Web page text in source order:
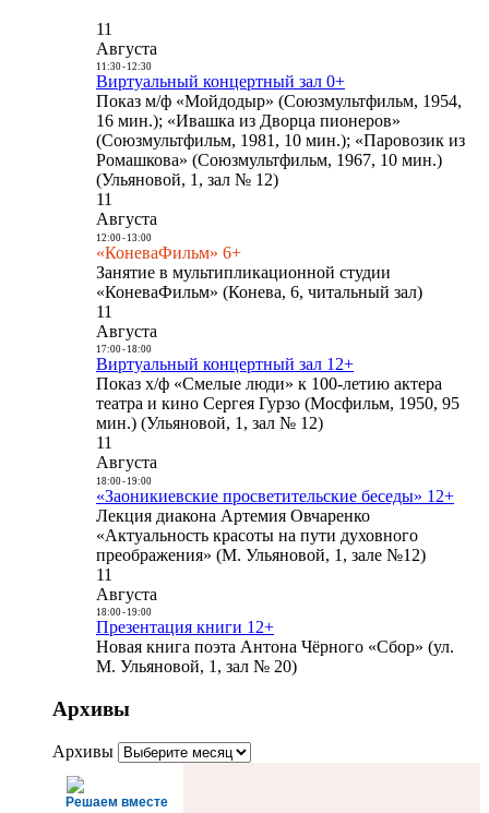
11
Августа
11:30- 12:30
Виртуальный концертный зал 0+
Показ м/ф «Мойдодыр» (Союзмультфильм, 1954,
16 мин.); «Ивашка из Дворца пионеров»
(Союзмультфильм, 1981, 10 мин.); «Паровозик из
Ромашкова» (Союзмультфильм, 1967, 10 мин.)
(Ульяновой, 1, зал № 12)
11
Августа
12:00- 13:00
«КоневаФильм» 6+
Занятие в мультипликационной студии
«КоневаФильм» (Конева, 6, читальный зал)
11
Августа
17:00- 18:00
Виртуальный концертный зал 12+
Показ х/ф «Смелые люди» к 100-летию актера
театра и кино Сергея Гурзо (Мосфильм, 1950, 95
мин.) (Ульяновой, 1, зал № 12)
11
Августа
18:00- 19:00
«Заоникиевские просветительские беседы» 12+
Лекция диакона Артемия Овчаренко
«Актуальность красоты на пути духовного
преображения» (М. Ульяновой, 1, зале №12)
11
Августа
18:00- 19:00
Презентация книги 12+
Новая книга поэта Антона Чёрного «Сбор» (ул.
М. Ульяновой, 1, зал № 20)
Архивы
Архивы
Решаем вместе